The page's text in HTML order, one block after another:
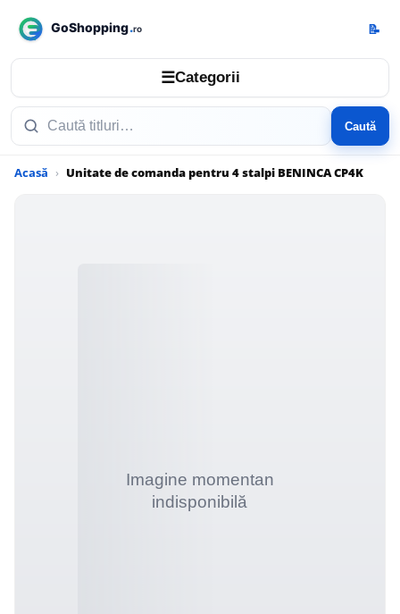
☰Categorii
Caută
📝
Acasă Unitate de comanda pentru 4 stalpi BENINCA CP4K